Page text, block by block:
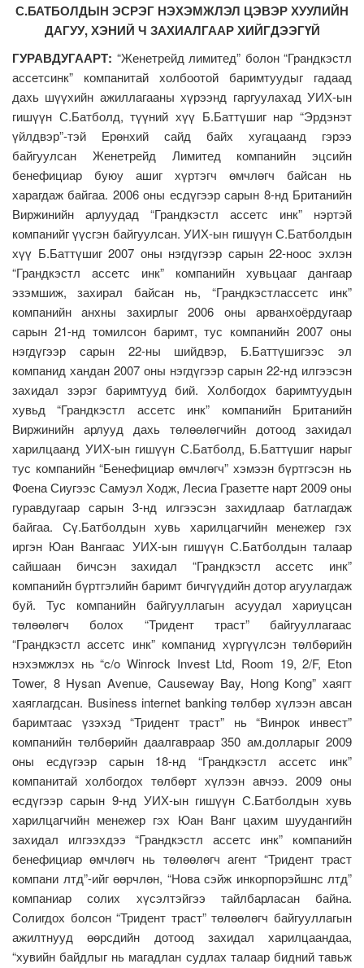
С.БАТБОЛДЫН ЭСРЭГ НЭХЭМЖЛЭЛ ЦЭВЭР ХУУЛИЙН
ДАГУУ, ХЭНИЙ Ч ЗАХИАЛГААР ХИЙГДЭЭГҮЙ
ГУРАВДУГААРТ: “Женетрейд лимитед” болон “Грандкэстл
ассетсинк” компанитай холбоотой баримтуудыг гадаад
дахь шүүхийн ажиллагааны хүрээнд гаргуулахад УИХ-ын
гишүүн С.Батболд, түүний хүү Б.Баттүшиг нар “Эрдэнэт
үйлдвэр”-тэй Ерөнхий сайд байх хугацаанд гэрээ
байгуулсан Женетрейд Лимитед компанийн эцсийн
бенефициар буюу ашиг хүртэгч өмчлөгч байсан нь
харагдаж байгаа. 2006 оны есдүгээр сарын 8-нд Британийн
Виржинийн арлуудад “Грандкэстл ассетс инк” нэртэй
компанийг үүсгэн байгуулсан. УИХ-ын гишүүн С.Батболдын
хүү Б.Баттүшиг 2007 оны нэгдүгээр сарын 22-ноос эхлэн
“Грандкэстл ассетс инк” компанийн хувьцааг дангаар
эзэмшиж, захирал байсан нь, “Грандкэстлассетс инк”
компанийн анхны захирлыг 2006 оны арванхоёрдугаар
сарын 21-нд томилсон баримт, тус компанийн 2007 оны
нэгдүгээр сарын 22-ны шийдвэр, Б.Баттүшигээс эл
компанид хандан 2007 оны нэгдүгээр сарын 22-нд илгээсэн
захидал зэрэг баримтууд бий. Холбогдох баримтуудын
хувьд “Грандкэстл ассетс инк” компанийн Британийн
Виржинийн арлууд дахь төлөөлөгчийн дотоод захидал
харилцаанд УИХ-ын гишүүн С.Батболд, Б.Баттүшиг нарыг
тус компанийн “Бенефициар өмчлөгч” хэмээн бүртгэсэн нь
Фоена Сиугээс Самуэл Ходж, Лесиа Гразетте нарт 2009 оны
гуравдугаар сарын 3-нд илгээсэн захидлаар батлагдаж
байгаа. Сү.Батболдын хувь харилцагчийн менежер гэх
иргэн Юан Вангаас УИХ-ын гишүүн С.Батболдын талаар
сайшаан бичсэн захидал “Грандкэстл ассетс инк”
компанийн бүртгэлийн баримт бичгүүдийн дотор агуулагдаж
буй. Тус компанийн байгууллагын асуудал хариуцсан
төлөөлөгч болох “Тридент траст” байгууллагаас
“Грандкэстл ассетс инк” компанид хүргүүлсэн төлбөрийн
нэхэмжлэх нь “c/o Winrock Invest Ltd, Room 19, 2/F, Eton
Tower, 8 Hysan Avenue, Causeway Bay, Hong Kong” хаягт
хаяглагдсан. Business internet banking төлбөр хүлээн авсан
баримтаас үзэхэд “Тридент траст” нь “Винрок инвест”
компанийн төлбөрийн даалгавраар 350 ам.долларыг 2009
оны есдүгээр сарын 18-нд “Грандкэстл ассетс инк”
компанитай холбогдох төлбөрт хүлээн авчээ. 2009 оны
есдүгээр сарын 9-нд УИХ-ын гишүүн С.Батболдын хувь
харилцагчийн менежер гэх Юан Ванг цахим шуудангийн
захидал илгээхдээ “Грандкэстл ассетс инк” компанийн
бенефициар өмчлөгч нь төлөөлөгч агент “Тридент траст
компани лтд”-ийг өөрчлөн, “Нова сэйж инкорпорэйшнс лтд”
компаниар солих хүсэлтэйгээ тайлбарласан байна.
Солигдох болсон “Тридент траст” төлөөлөгч байгууллагын
ажилтнууд өөрсдийн дотоод захидал харилцаандаа,
“хувийн байдлыг нь магадлан судлах талаар бидний тавьж